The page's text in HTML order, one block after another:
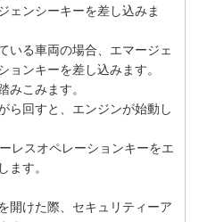
ェンシーキーを差し込みま
いる車両の場合、エマージェ
ョンキーを差し込みます。
みこみます。
ら回すと、エンジンが始動し
レスオペレーションキーをエ
ます。
開けた際、セキュリティーア